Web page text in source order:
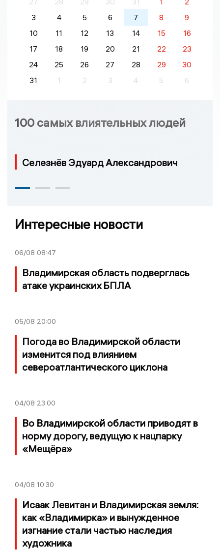
3
4 5 6 7 8
9
10
11 12 13 14 15
16
17
18 19 20 21 22
23
24
25 26 27 28 29
30
31
1 2 3 4 5 6
100 самых влиятельных людей
Селезнёв Эдуард Александрович
Интересные новости
06/08 08:47
Владимирская область подверглась
атаке украинских БПЛА
05/08 20:00
Погода во Владимирской области
изменится под влиянием
североатлантического циклона
04/08 23:00
Во Владимирской области приводят в
норму дорогу, ведущую к нацпарку
«Мещёра»
04/08 10:30
Исаак Левитан и Владимирская земля:
как «Владимирка» и вынужденное
изгнание стали частью наследия
художника